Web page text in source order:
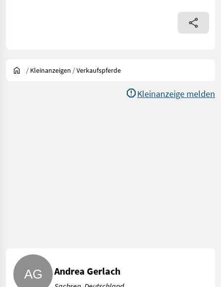
/ Kleinanzeigen /Verkaufspferde
Kleinanzeige melden
Andrea Gerlach